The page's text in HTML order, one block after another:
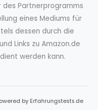
des Partnerprogramms
eines Mediums für
dessen durch die
Links zu Amazon.de
werden kann.
by Erfahrungstests.de